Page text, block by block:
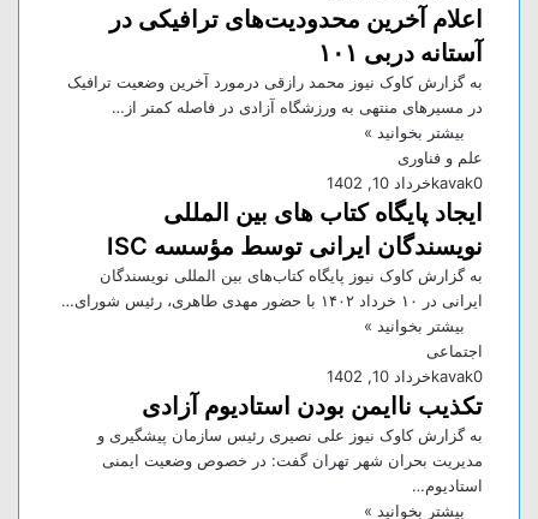
اعلام آخرین محدودیت‌های ترافیکی در
آستانه دربی ۱۰۱
به گزارش کاوک نیوز محمد رازقی درمورد آخرین وضعیت ترافیک
در مسیر‌های منتهی به ورزشگاه آزادی در فاصله کمتر از…
بیشتر بخوانید »
علم و فناوری
kavakخرداد 10, 1402 0
ایجاد پایگاه کتاب های بین المللی
نویسندگان ایرانی توسط مؤسسه ISC
به گزارش کاوک نیوز پایگاه کتاب‌های بین المللی نویسندگان
ایرانی در ۱۰ خرداد ۱۴۰۲ با حضور مهدی طاهری، رئیس شورای…
بیشتر بخوانید »
اجتماعی
kavakخرداد 10, 1402 0
تکذیب ناایمن بودن استادیوم آزادی
به گزارش کاوک نیوز علی نصیری رئیس سازمان پیشگیری و
مدیریت بحران شهر تهران گفت: در خصوص وضعیت ایمنی
استادیوم…
بیشتر بخوانید »